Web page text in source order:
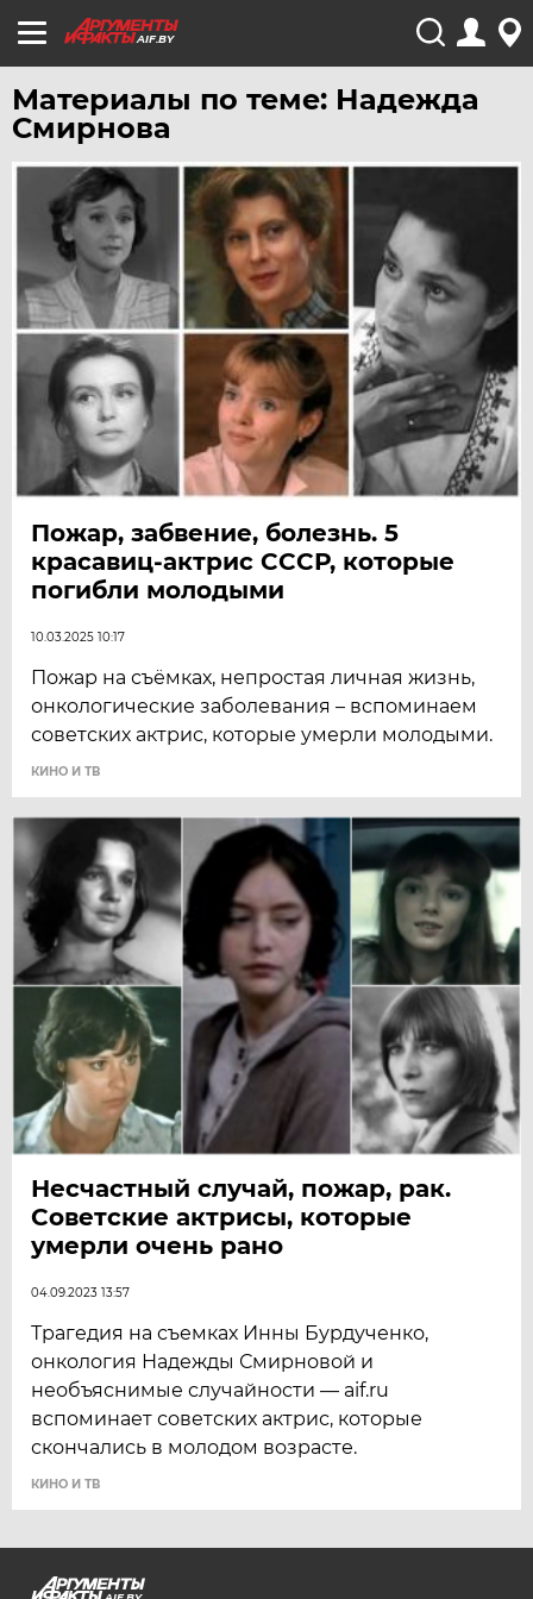
AIF.BY
Материалы по теме: Надежда
Смирнова
Пожар, забвение, болезнь. 5
красавиц-актрис СССР, которые
погибли молодыми
10.03.2025 10:17
Пожар на съёмках, непростая личная жизнь,
онкологические заболевания – вспоминаем
советских актрис, которые умерли молодыми.
КИНО И ТВ
Несчастный случай, пожар, рак.
Советские актрисы, которые
умерли очень рано
04.09.2023 13:57
Трагедия на съемках Инны Бурдученко,
онкология Надежды Смирновой и
необъяснимые случайности — aif.ru
вспоминает советских актрис, которые
скончались в молодом возрасте.
КИНО И ТВ